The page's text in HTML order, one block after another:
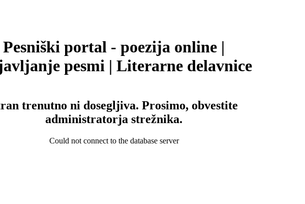
Pesniški portal - poezija online |
pesmi | Literarne delavnice
trenutno ni dosegljiva. Prosimo, obvestite
administratorja strežnika.
Could not connect to the database server